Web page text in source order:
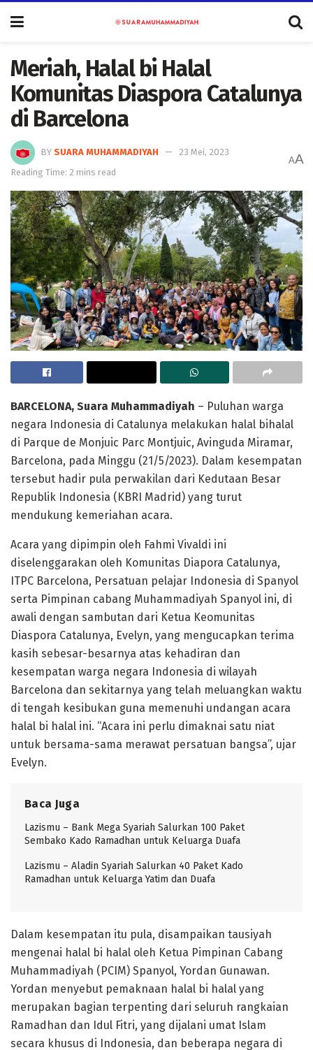
Meriah, Halal bi Halal
Komunitas Diaspora Catalunya
di Barcelona
BY SUARA MUHAMMADIYAH
23 Mei, 2023
Reading Time: 2 mins read
AA
BARCELONA, Suara Muhammadiyah – Puluhan warga
negara Indonesia di Catalunya melakukan halal bihalal
di Parque de Monjuic Parc Montjuic, Avinguda Miramar,
Barcelona, pada Minggu (21/5/2023). Dalam kesempatan
tersebut hadir pula perwakilan dari Kedutaan Besar
Republik Indonesia (KBRI Madrid) yang turut
mendukung kemeriahan acara.
Acara yang dipimpin oleh Fahmi Vivaldi ini
diselenggarakan oleh Komunitas Diapora Catalunya,
ITPC Barcelona, Persatuan pelajar Indonesia di Spanyol
serta Pimpinan cabang Muhammadiyah Spanyol ini, di
awali dengan sambutan dari Ketua Keomunitas
Diaspora Catalunya, Evelyn, yang mengucapkan terima
kasih sebesar-besarnya atas kehadiran dan
kesempatan warga negara Indonesia di wilayah
Barcelona dan sekitarnya yang telah meluangkan waktu
di tengah kesibukan guna memenuhi undangan acara
halal bi halal ini. “Acara ini perlu dimaknai satu niat
untuk bersama-sama merawat persatuan bangsa”, ujar
Evelyn.
Baca Juga
Lazismu – Bank Mega Syariah Salurkan 100 Paket
Sembako Kado Ramadhan untuk Keluarga Duafa
Lazismu – Aladin Syariah Salurkan 40 Paket Kado
Ramadhan untuk Keluarga Yatim dan Duafa
Dalam kesempatan itu pula, disampaikan tausiyah
mengenai halal bi halal oleh Ketua Pimpinan Cabang
Muhammadiyah (PCIM) Spanyol, Yordan Gunawan.
Yordan menyebut pemaknaan halal bi halal yang
merupakan bagian terpenting dari seluruh rangkaian
Ramadhan dan Idul Fitri, yang dijalani umat Islam
secara khusus di Indonesia, dan beberapa negara di